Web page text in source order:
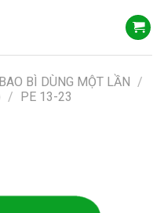
BAO BÌ DÙNG MỘT LẦN /
/ PE 13-23